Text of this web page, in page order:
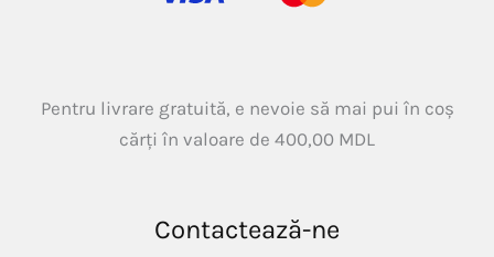
Pentru livrare gratuită, e nevoie să mai pui în coș
cărți în valoare de 400,00 MDL
Contactează-ne